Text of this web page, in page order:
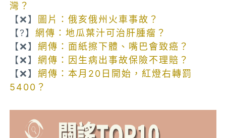
灣？
【❌】
圖片：俄亥俄州火車事故？
【?】網傳：地瓜葉汁可治肝腫瘤？
【❌】網傳：面紙擦下體、嘴巴會致癌？
【❌】網傳：因生病出事故保險不理賠？
【❌】網傳：本月20日開始，紅燈右轉罰
5400？